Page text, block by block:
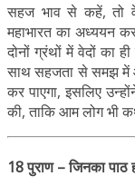
सहज भाव से कहें, तो
महाभारत का अध्ययन
दोनों ग्रंथों में वेदों का
साथ सहजता से समझ में
कर पाएगा, इसलिए
की, ताकि आम लोग भी
18 पुराण – जिनका पाठ